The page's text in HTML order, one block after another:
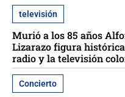
televisión
Murió a los 85 años
Lizarazo figura
radio y la televisión
Concierto